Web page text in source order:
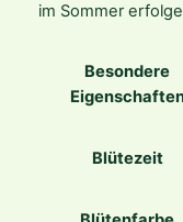
o
im Sommer
Besondere
Blütezeit